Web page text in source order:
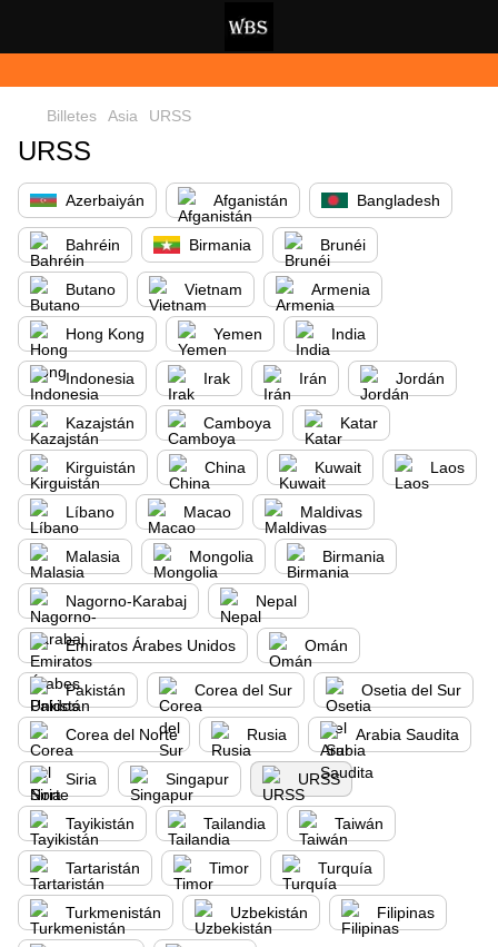
Billetes Asia URSS
URSS
Azerbaiyán Afganistán Bangladesh
Bahréin Birmania Brunéi
Butano Vietnam Armenia
Hong Kong Yemen India
Indonesia Irak Irán Jordán
Kazajstán Camboya Katar
Kirguistán China Kuwait Laos
Líbano Macao Maldivas
Malasia Mongolia Birmania
Nagorno-Karabaj Nepal
Emiratos Árabes Unidos Omán
Pakistán Corea del Sur Osetia del Sur
Corea del Norte Rusia Arabia Saudita
Siria Singapur URSS
Tayikistán Tailandia Taiwán
Tartaristán Timor Turquía
Turkmenistán Uzbekistán Filipinas